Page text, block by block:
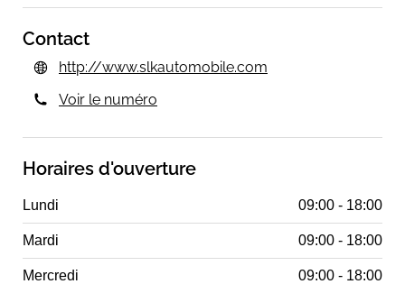
Contact
http://www.slkautomobile.com
Voir le numéro
Horaires d'ouverture
Lundi 09:00 - 18:00
Mardi 09:00 - 18:00
Mercredi 09:00 - 18:00